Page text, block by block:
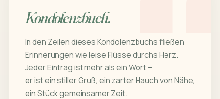
Kondolenzbuch.
In den Zeilen dieses Kondolenzbuchs fließen
Erinnerungen wie leise Flüsse durchs Herz.
Jeder Eintrag ist mehr als ein Wort –
er ist ein stiller Gruß, ein zarter Hauch von Nähe,
ein Stück gemeinsamer Zeit.